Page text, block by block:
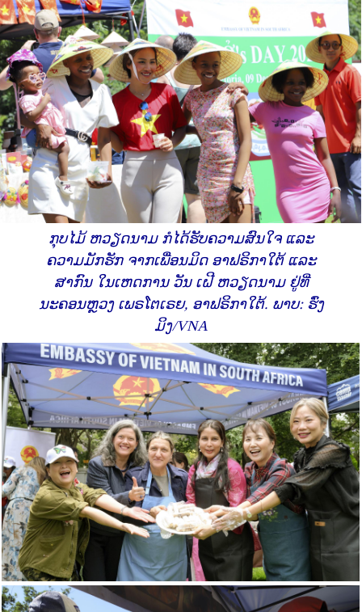
ກຸບໄມ້ ຫວຽດນາມ ກໍໄດ້ຮັບຄວາມສົນໃຈ ແລະ
ຄວາມມັກຮັກ ຈາກເພື່ອນມິດ ອາຟຣິກາໃຕ້ ແລະ
ສາກົນ ໃນເຫດການ ວັນ ເຝີ ຫວຽດນາມ ຢູ່ທີ່
ນະຄອນຫຼວງ ເພຣໂຕເຣຍ, ອາຟຣິກາໃຕ້. ພາບ: ຮົ່ງ
ມິງ/VNA